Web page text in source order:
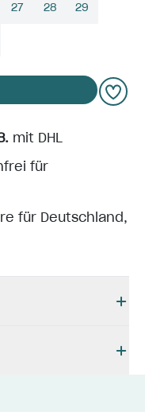
27 28 29
mit DHL
für
für Deutschland,